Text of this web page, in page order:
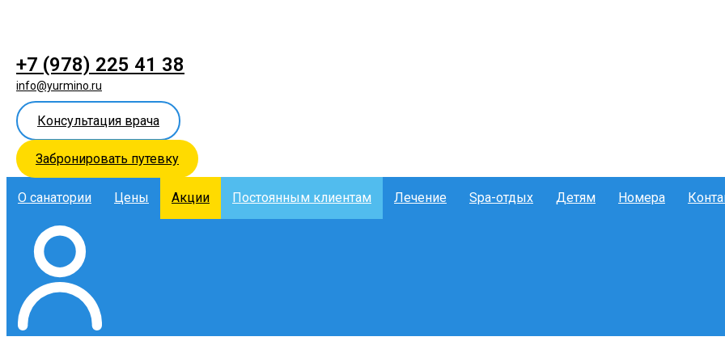
+7 (978) 225 41 38
info@yurmino.ru
Консультация врача
Забронировать путевку
О санатории Цены Акции Постоянным клиентам Лечение Spa-отдых Детям Номера